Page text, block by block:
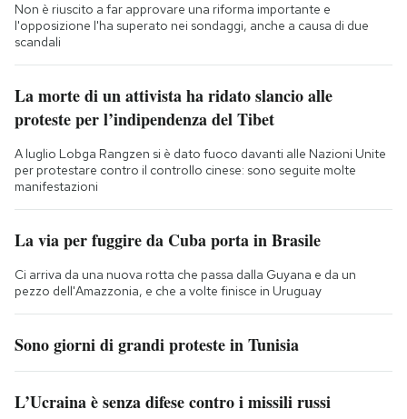
Non è riuscito a far approvare una riforma importante e
l'opposizione l'ha superato nei sondaggi, anche a causa di due
scandali
La morte di un attivista ha ridato slancio alle
proteste per l’indipendenza del Tibet
A luglio Lobga Rangzen si è dato fuoco davanti alle Nazioni Unite
per protestare contro il controllo cinese: sono seguite molte
manifestazioni
La via per fuggire da Cuba porta in Brasile
Ci arriva da una nuova rotta che passa dalla Guyana e da un
pezzo dell'Amazzonia, e che a volte finisce in Uruguay
Sono giorni di grandi proteste in Tunisia
L’Ucraina è senza difese contro i missili russi